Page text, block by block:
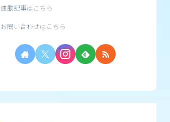
連載記事はこちら
お問い合わせはこちら